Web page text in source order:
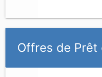
Offres de